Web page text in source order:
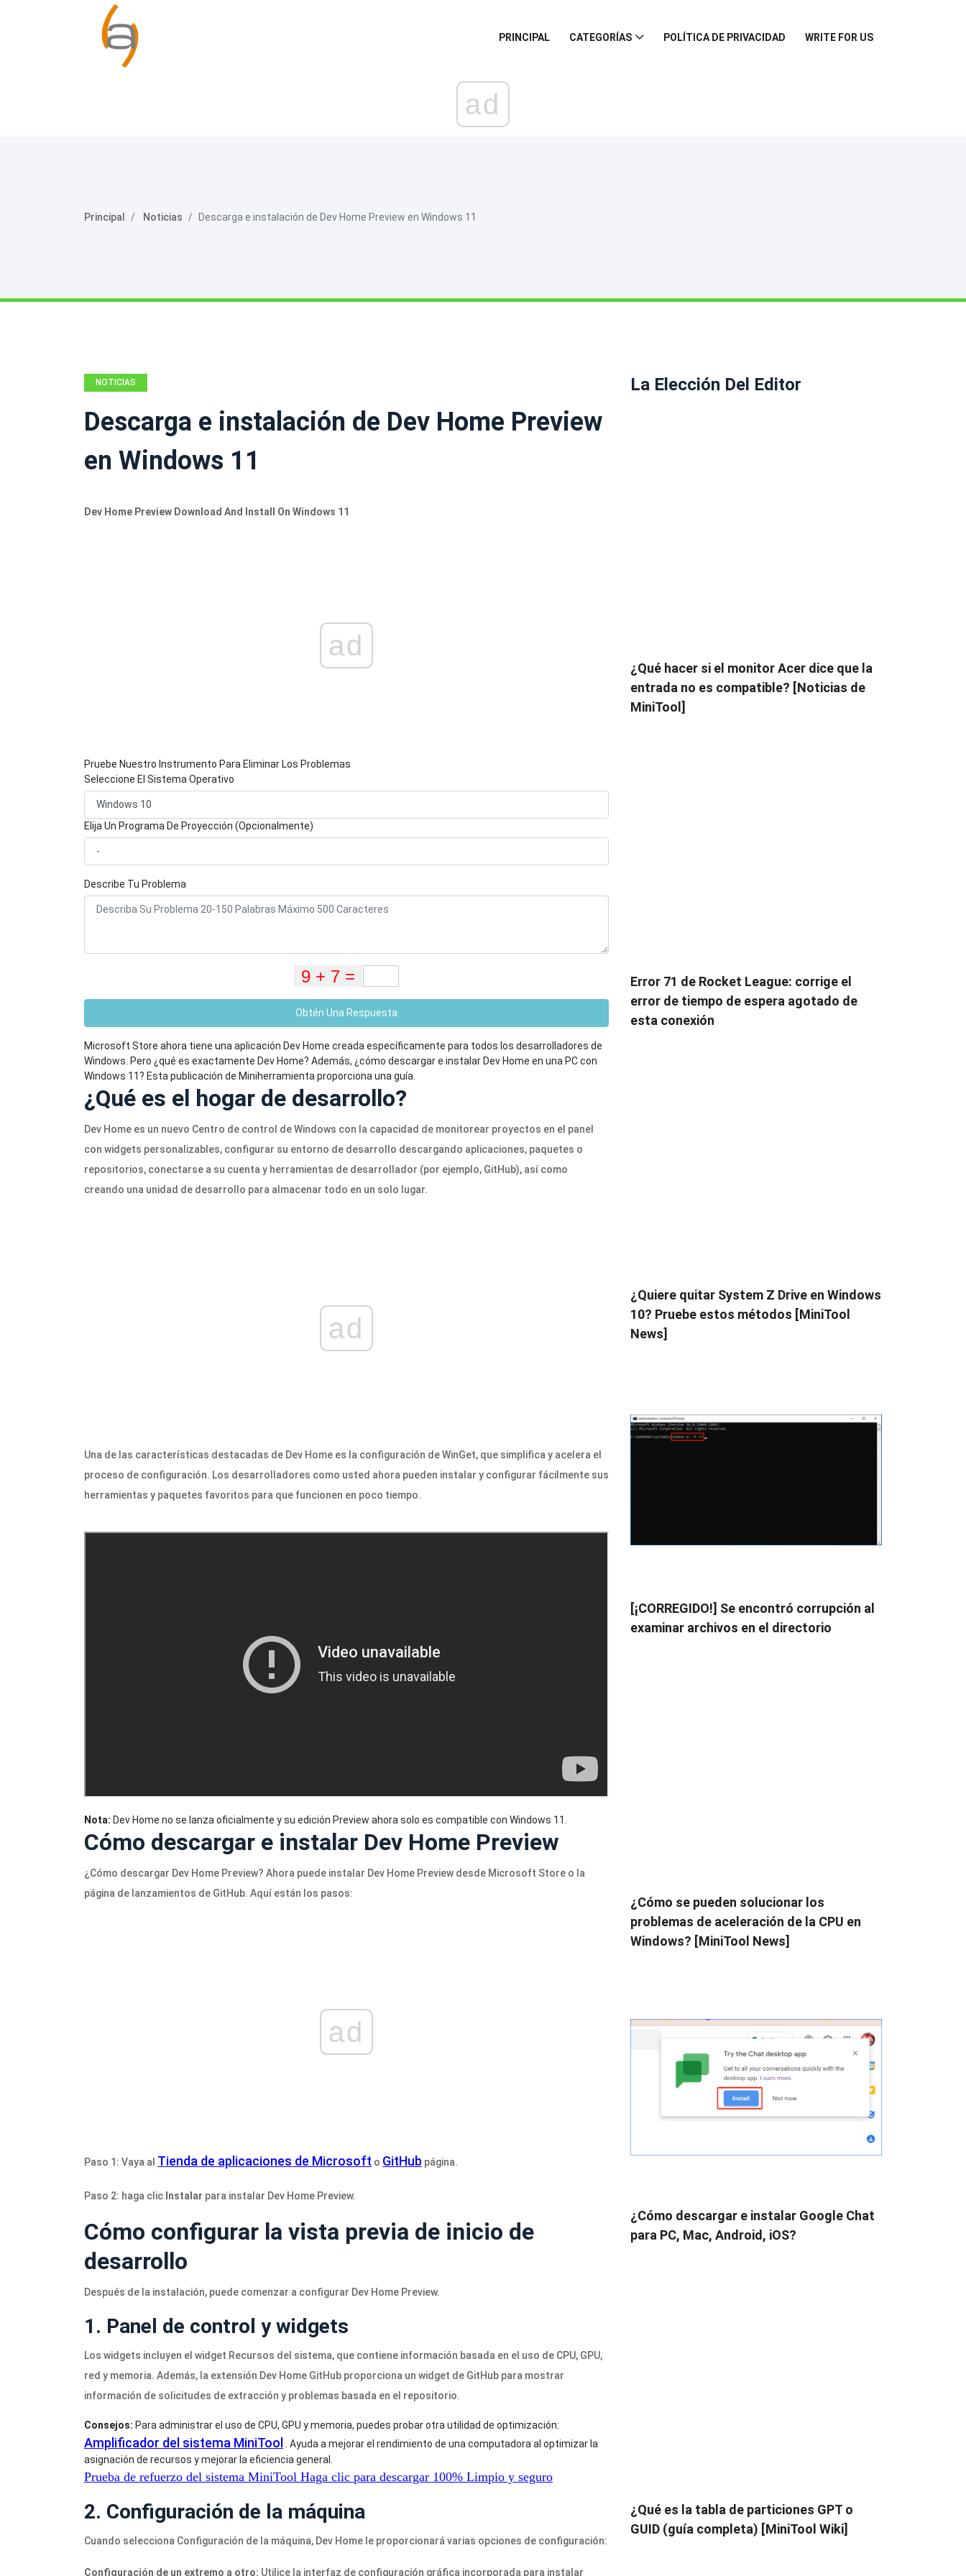
PRINCIPAL CATEGORÍAS POLÍTICA DE PRIVACIDAD WRITE FOR US
ad
Principal Noticias Descarga e instalación de Dev Home Preview en Windows 11
NOTICIAS
Descarga e instalación de Dev Home Preview
en Windows 11
Dev Home Preview Download And Install On Windows 11
ad
Pruebe Nuestro Instrumento Para Eliminar Los Problemas
Seleccione El Sistema Operativo
Elija Un Programa De Proyección (Opcionalmente)
Describe Tu Problema
Obtén Una Respuesta
Microsoft Store ahora tiene una aplicación Dev Home creada específicamente para todos los desarrolladores de
Windows. Pero ¿qué es exactamente Dev Home? Además, ¿cómo descargar e instalar Dev Home en una PC con
Windows 11? Esta publicación de Miniherramienta proporciona una guía.
¿Qué es el hogar de desarrollo?
Dev Home es un nuevo Centro de control de Windows con la capacidad de monitorear proyectos en el panel
con widgets personalizables, configurar su entorno de desarrollo descargando aplicaciones, paquetes o
repositorios, conectarse a su cuenta y herramientas de desarrollador (por ejemplo, GitHub), así como
creando una unidad de desarrollo para almacenar todo en un solo lugar.
ad
Una de las características destacadas de Dev Home es la configuración de WinGet, que simplifica y acelera el
proceso de configuración. Los desarrolladores como usted ahora pueden instalar y configurar fácilmente sus
herramientas y paquetes favoritos para que funcionen en poco tiempo.
Nota: Dev Home no se lanza oficialmente y su edición Preview ahora solo es compatible con Windows 11.
Cómo descargar e instalar Dev Home Preview
¿Cómo descargar Dev Home Preview? Ahora puede instalar Dev Home Preview desde Microsoft Store o la
página de lanzamientos de GitHub. Aquí están los pasos:
ad
Paso 1: Vaya al Tienda de aplicaciones de Microsoft o GitHub página.
Paso 2: haga clic Instalar para instalar Dev Home Preview.
Cómo configurar la vista previa de inicio de
desarrollo
Después de la instalación, puede comenzar a configurar Dev Home Preview.
1. Panel de control y widgets
Los widgets incluyen el widget Recursos del sistema, que contiene información basada en el uso de CPU, GPU,
red y memoria. Además, la extensión Dev Home GitHub proporciona un widget de GitHub para mostrar
información de solicitudes de extracción y problemas basada en el repositorio.
Consejos: Para administrar el uso de CPU, GPU y memoria, puedes probar otra utilidad de optimización:
Amplificador del sistema MiniTool
. Ayuda a mejorar el rendimiento de una computadora al optimizar la
asignación de recursos y mejorar la eficiencia general.
Prueba de refuerzo del sistema MiniTool Haga clic para descargar 100% Limpio y seguro
2. Configuración de la máquina
Cuando selecciona Configuración de la máquina, Dev Home le proporcionará varias opciones de configuración:
Configuración de un extremo a otro: Utilice la interfaz de configuración gráfica incorporada para instalar
La Elección Del Editor
¿Qué hacer si el monitor Acer dice que la
entrada no es compatible? [Noticias de
MiniTool]
Error 71 de Rocket League: corrige el
error de tiempo de espera agotado de
esta conexión
¿Quiere quitar System Z Drive en Windows
10? Pruebe estos métodos [MiniTool
News]
[¡CORREGIDO!] Se encontró corrupción al
examinar archivos en el directorio
¿Cómo se pueden solucionar los
problemas de aceleración de la CPU en
Windows? [MiniTool News]
¿Cómo descargar e instalar Google Chat
para PC, Mac, Android, iOS?
¿Qué es la tabla de particiones GPT o
GUID (guía completa) [MiniTool Wiki]